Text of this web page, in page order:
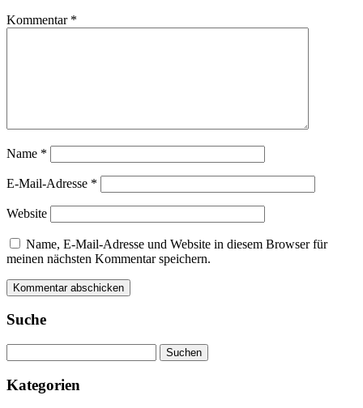
Kommentar *
Name *
E-Mail-Adresse *
Website
Name, E-Mail-Adresse und Website in diesem Browser für
meinen nächsten Kommentar speichern.
Suche
nach:
Kategorien